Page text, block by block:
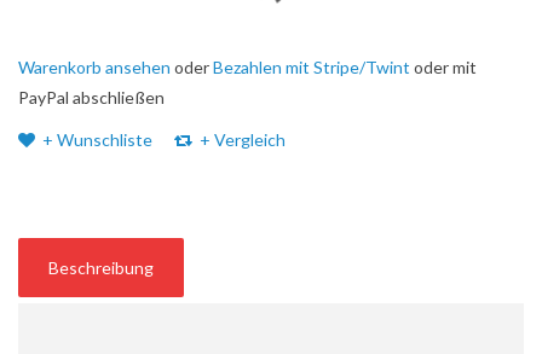
Warenkorb ansehen oderBezahlen mit Stripe/Twint oder mit
PayPal abschließen
+ Wunschliste + Vergleich
Beschreibung